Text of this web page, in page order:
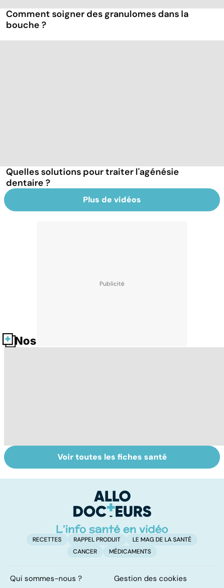
Comment soigner des granulomes dans la
bouche ?
Quelles solutions pour traiter l'agénésie
dentaire ?
Plus de vidéos
Nos fiches santé
Soins dentaires :
on n'arrête pas le
Gencives :
prévenir pour
Voir toutes les fiches santé
RECETTES RAPPEL PRODUIT
LE MAG DE LA SANTÉ
CANCER
MÉDICAMENTS
Qui sommes-nous ?
Gestion des cookies